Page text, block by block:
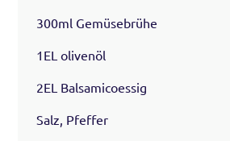
300ml Gemüsebrühe
1EL olivenöl
2EL Balsamicoessig
Salz, Pfeffer